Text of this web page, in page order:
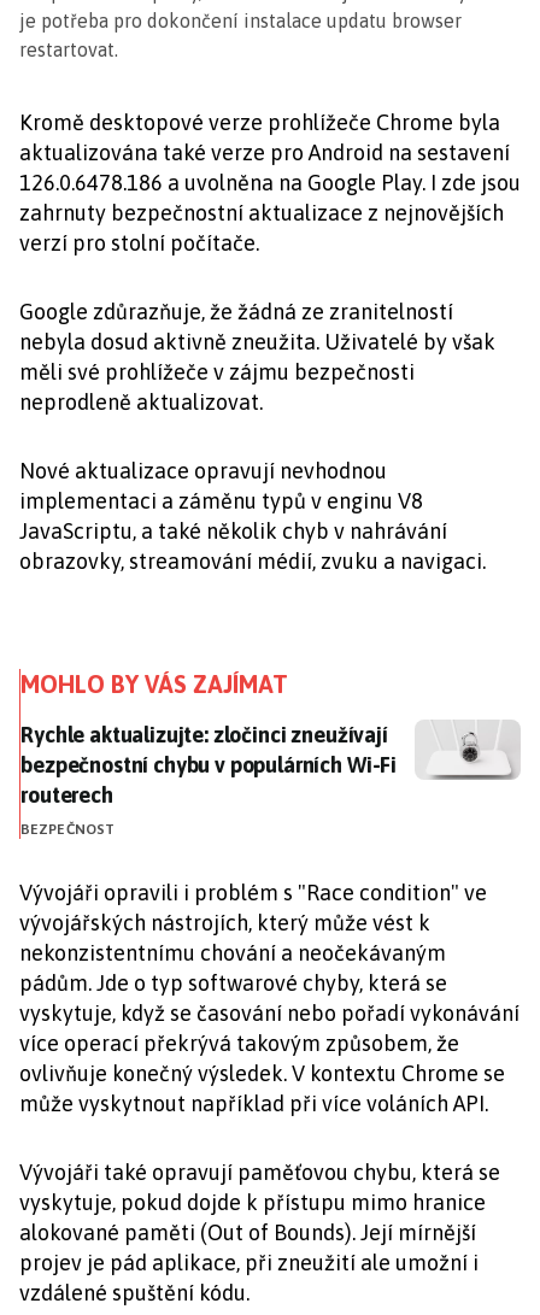
je potřeba pro dokončení instalace updatu browser
restartovat.
Kromě desktopové verze prohlížeče Chrome byla
aktualizována také verze pro Android na sestavení
126.0.6478.186 a uvolněna na Google Play. I zde jsou
zahrnuty bezpečnostní aktualizace z nejnovějších
verzí pro stolní počítače.
Google zdůrazňuje, že žádná ze zranitelností
nebyla dosud aktivně zneužita. Uživatelé by však
měli své prohlížeče v zájmu bezpečnosti
neprodleně aktualizovat.
Nové aktualizace opravují nevhodnou
implementaci a záměnu typů v enginu V8
JavaScriptu, a také několik chyb v nahrávání
obrazovky, streamování médií, zvuku a navigaci.
MOHLO BY VÁS ZAJÍMAT
Rychle aktualizujte: zločinci zneužívají
Rychle aktualizujte: zločinci zneužívají
bezpečnostní chybu v populárních Wi-Fi
routerech
BEZPEČNOST
Vývojáři opravili i problém s "Race condition" ve
vývojářských nástrojích, který může vést k
nekonzistentnímu chování a neočekávaným
pádům. Jde o typ softwarové chyby, která se
vyskytuje, když se časování nebo pořadí vykonávání
více operací překrývá takovým způsobem, že
ovlivňuje konečný výsledek. V kontextu Chrome se
může vyskytnout například při více voláních API.
Vývojáři také opravují paměťovou chybu, která se
vyskytuje, pokud dojde k přístupu mimo hranice
alokované paměti (Out of Bounds). Její mírnější
projev je pád aplikace, při zneužití ale umožní i
vzdálené spuštění kódu.